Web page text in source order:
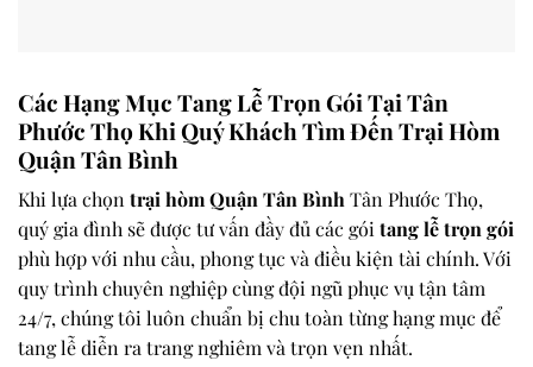
Các Hạng Mục Tang Lễ Trọn Gói Tại Tân
Phước Thọ Khi Quý Khách Tìm Đến Trại Hòm
Quận Tân Bình
Khi lựa chọntrại hòm Quận Tân BìnhTân Phước Thọ,
quý gia đình sẽ được tư vấn đầy đủ các góitang lễ trọn gói
phù hợp với nhu cầu, phong tục và điều kiện tài chính. Với
quy trình chuyên nghiệp cùng đội ngũ phục vụ tận tâm
24/7, chúng tôi luôn chuẩn bị chu toàn từng hạng mục để
tang lễ diễn ra trang nghiêm và trọn vẹn nhất.